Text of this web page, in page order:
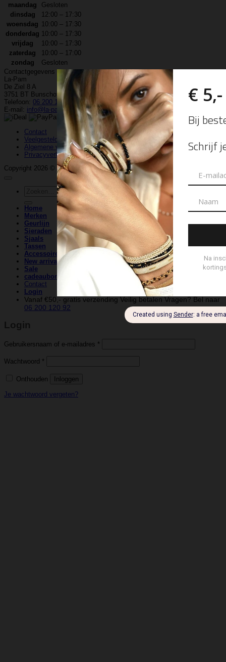
maandag
Gesloten
dinsdag
12:00 – 17:30
woensdag 10:00 – 17:30
donderdag 10:00 – 17:30
vrijdag
10:00 – 17:30
zaterdag
10:00 – 17:00
zondag
Gesloten
Contactgegevens
La-Pam
De Ziel 8 A
3751 BT Bunschoten-Spakenburg
Telefoon: 06 200 120 92
E-mail: info@la-pam.nl
Contact
Veelgestelde vragen
Algemene voorwaarden
Privacyverklaring
Copyright 2026 © La-Pam | Website & Marketing doorWeDeCom
Home
Merken
Geurlijn
Sieraden
Sjaals
Tassen
Accessoires
New arrivals
Sale
cadeaubonnen
Contact
Login
Vanaf €50,- gratis verzending Veilig betalen Vragen? Bel naar
06 200 120 92
Login
Gebruikersnaam of e-mailadres *
Wachtwoord *
Onthouden Inloggen
Je wachtwoord vergeten?